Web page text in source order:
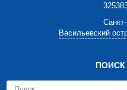
Васильевский
ПОИСК